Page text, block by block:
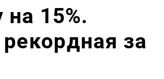
на 15%.
за